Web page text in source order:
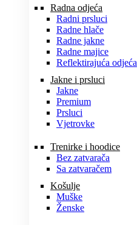
Radna odjeća
Radni prsluci
Radne hlače
Radne jakne
Radne majice
Reflektirajuća odjeća
Jakne i prsluci
Jakne
Premium
Prsluci
Vjetrovke
Trenirke i hoodice
Bez zatvarača
Sa zatvaračem
Košulje
Muške
Ženske